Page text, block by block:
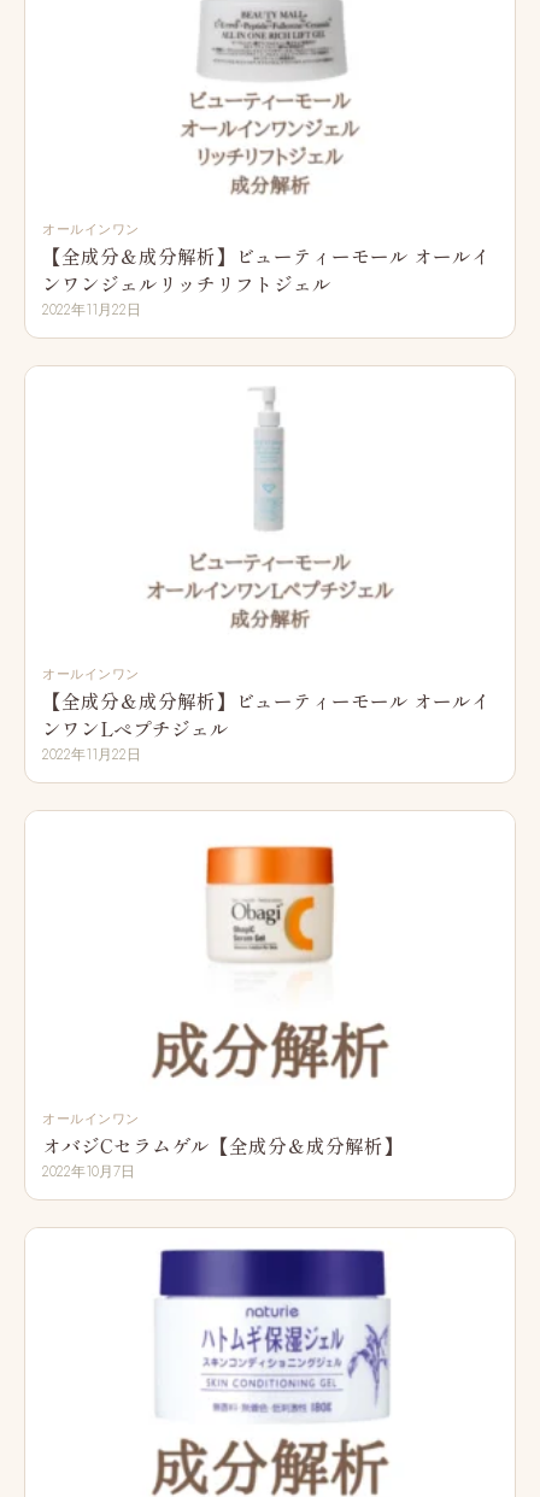
オールインワン
【全成分＆成分解析】ビューティーモール オールイ
ンワンジェルリッチリフトジェル
2022年11月22日
オールインワン
【全成分＆成分解析】ビューティーモール オールイ
ンワンLぺプチジェル
2022年11月22日
オールインワン
オバジCセラムゲル【全成分＆成分解析】
2022年10月7日